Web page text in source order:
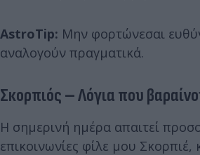
AstroTip: Μην φορτώνεσαι
αναλογούν πραγματικά.
Σκορπιός – Λόγια που
Η σημερινή ημέρα απαιτεί
επικοινωνίες φίλε μου